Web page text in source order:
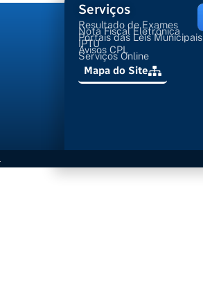
Serviços
Resultado de Exames
Nota Fiscal Eletrônica
Portais das Leis Municipais
IPTU
Avisos CPL
Serviços Online
Mapa do Site